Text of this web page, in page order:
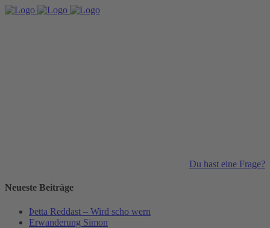
Du hast eine Frage?
Neueste Beiträge
Þetta Reddast – Wird scho wern
Erwanderung Simon